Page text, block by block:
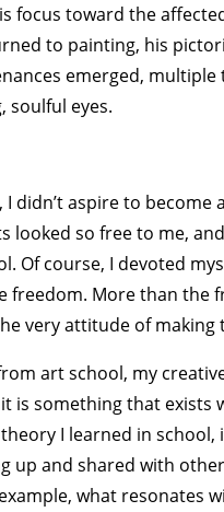
focus toward the
to painting, his
emerged,
soulful eyes.
I didn’t aspire to
looked so free to me,
Of course, I devoted
freedom. More than the
very attitude of making
art school, my
it is something that
I learned in
up and shared with
what resonates